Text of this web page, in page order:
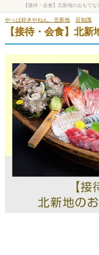
【接待・会食】北新地のおもて
やっぱ好きやねん。北新地 豆知識
【接待・会食】北